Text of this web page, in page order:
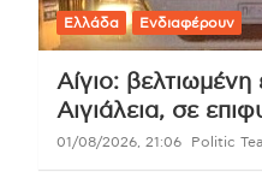
Ελλάδα Ενδιαφέρουν
Αίγιο:
Αιγιάλεια, σε
01/08/2026, 21:06 Politic